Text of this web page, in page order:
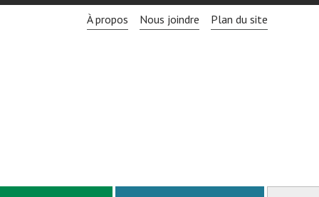
À propos Nous joindre Plan du site